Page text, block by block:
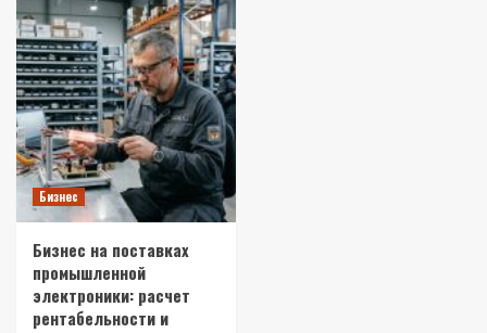
Бизнес
Бизнес на поставках
промышленной
электроники: расчет
рентабельности и